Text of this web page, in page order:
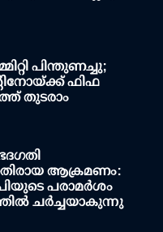
പിന്തുണച്ചു;
ഫിഫ
തുടരാം
ആക്രമണം:
പരാമർശം
ചർച്ചയാകുന്നു